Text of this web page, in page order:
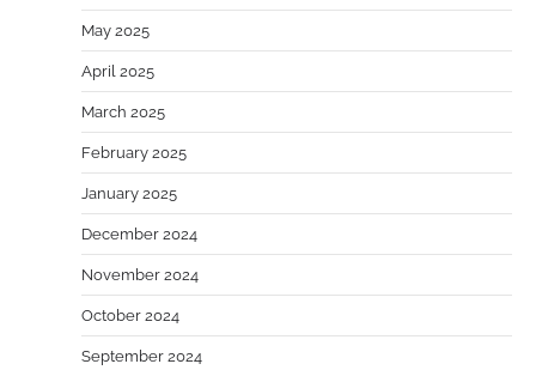
May 2025
April 2025
March 2025
February 2025
January 2025
December 2024
November 2024
October 2024
September 2024